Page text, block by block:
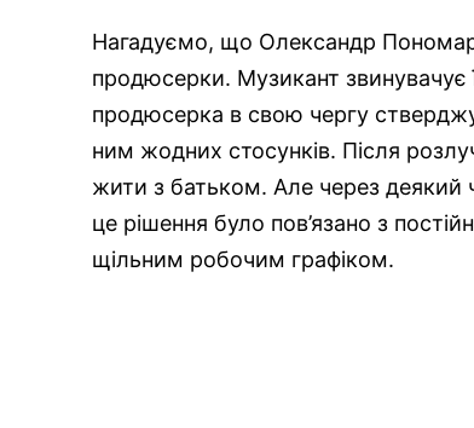
Нагадуємо, що Олександр
продюсерки. Музикант звинувачує
продюсерка в свою чергу
ним жодних стосунків. Після
жити з батьком. Але через
це рішення було пов’язано з
щільним робочим графіком.